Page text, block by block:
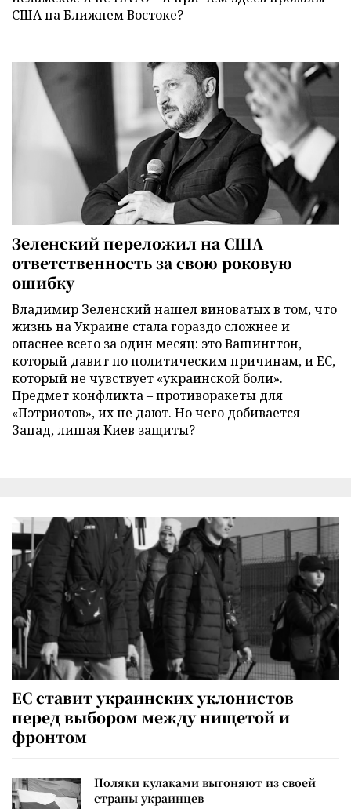
США на Ближнем Востоке?
Зеленский переложил на США
ответственность за свою роковую
ошибку
Владимир Зеленский нашел виноватых в том, что
жизнь на Украине стала гораздо сложнее и
опаснее всего за один месяц: это Вашингтон,
который давит по политическим причинам, и ЕС,
который не чувствует «украинской боли».
Предмет конфликта – противоракеты для
«Пэтриотов», их не дают. Но чего добивается
Запад, лишая Киев защиты?
ЕС ставит украинских уклонистов
перед выбором между нищетой и
фронтом
Поляки кулаками выгоняют из своей
страны украинцев